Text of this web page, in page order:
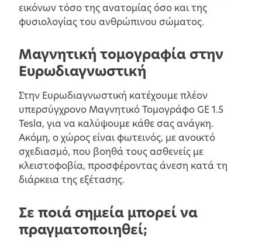
εικόνων τόσο της ανατομίας όσο και της
φυσιολογίας του ανθρώπινου σώματος.
Μαγνητική τομογραφία στην
Ευρωδιαγνωστική
Στην Ευρωδιαγνωστική κατέχουμε πλέον
υπερσύγχρονο Μαγνητικό Τομογράφο GE 1.5
Tesla, για να καλύψουμε κάθε σας ανάγκη.
Ακόμη, ο χώρος είναι φωτεινός, με ανοικτό
σχεδιασμό, που βοηθά τους ασθενείς με
κλειστοφοβία, προσφέροντας άνεση κατά τη
διάρκεια της εξέτασης.
Σε ποιά σημεία μπορεί να
πραγματοποιηθεί;